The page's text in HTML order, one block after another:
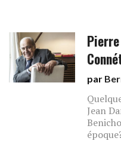
par
Jean